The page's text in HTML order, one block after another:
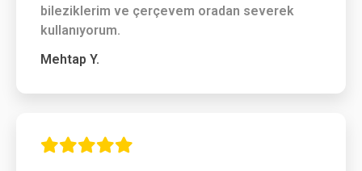
bileziklerim ve çerçevem oradan severek
kullanıyorum.
Mehtap Y.